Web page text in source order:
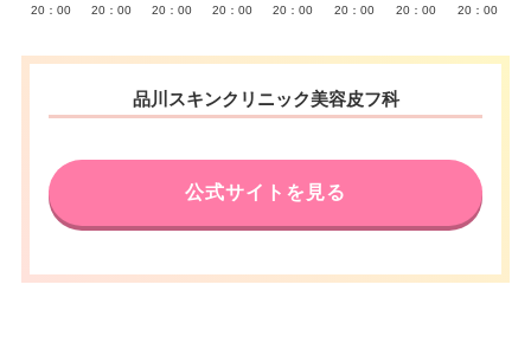
20：00
20：00
20：00
20：00
20：00
20：00
20：00
20：00
品川スキンクリニック美容皮フ科
公式サイトを見る